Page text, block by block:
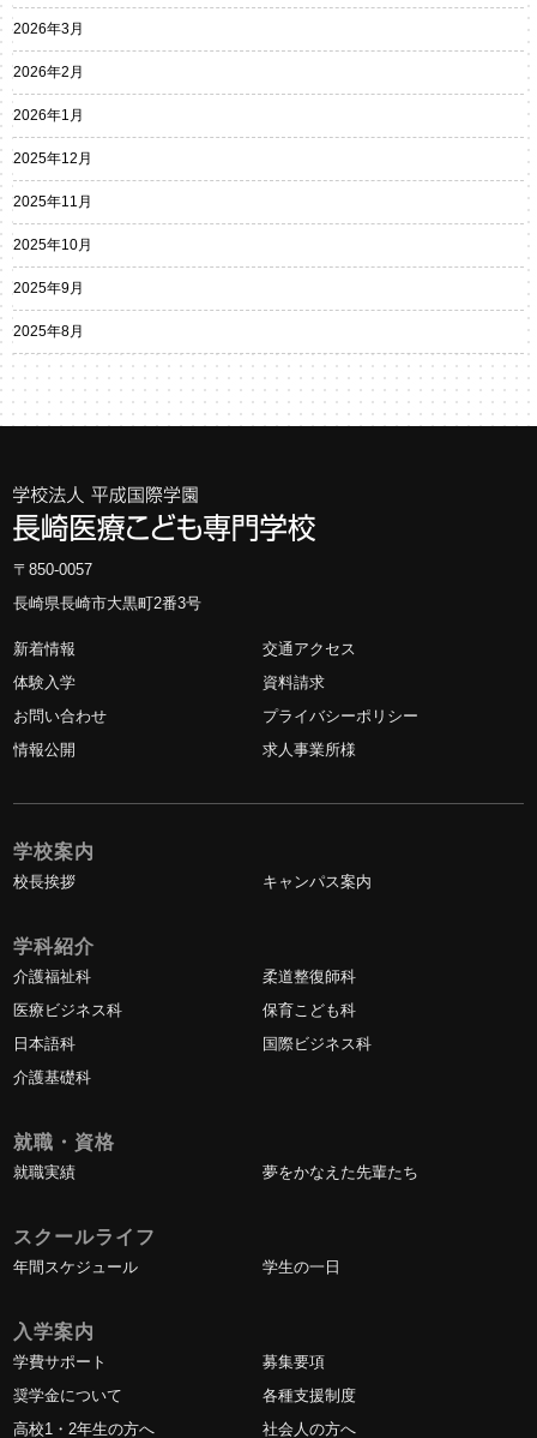
2026年3月
2026年2月
2026年1月
2025年12月
2025年11月
2025年10月
2025年9月
2025年8月
〒850-0057
長崎県長崎市大黒町2番3号
新着情報
交通アクセス
体験入学
資料請求
お問い合わせ
プライバシーポリシー
情報公開
求人事業所様
学校案内
校長挨拶 キャンパス案内
学科紹介
介護福祉科
柔道整復師科
医療ビジネス科
保育こども科
日本語科
国際ビジネス科
介護基礎科
就職・資格
就職実績 夢をかなえた先輩たち
スクールライフ
年間スケジュール 学生の一日
入学案内
学費サポート
募集要項
奨学金について
各種支援制度
高校1・2年生の方へ
社会人の方へ